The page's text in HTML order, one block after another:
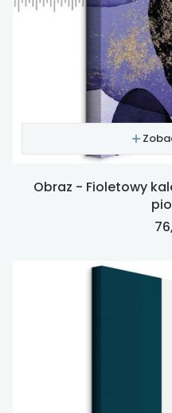
Obraz - Fioletowy